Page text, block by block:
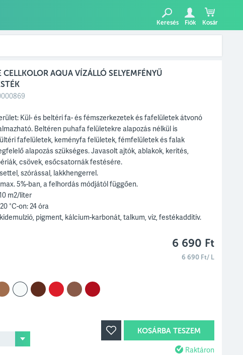
Keresés Fiók Kosár
CELLKOLOR AQUA VÍZÁLLÓ SELYEMFÉNYŰ
Kül- és beltéri fa- és fémszerkezetek és fafelületek átvonó
Beltéren puhafa felületekre alapozás nélkül is
fafelületek, keményfa felületek, fémfelületek és falak
alapozás szükséges. Javasolt ajtók, ablakok, kerítés,
csövek, esőcsatornák festésére.
szórással, lakkhengerrel.
5%-ban, a felhordás módjától függően.
m2/liter
°C-on: 24 óra
pigment, kálcium-karbonát, talkum, víz, festékadditív.
6 690 Ft
6 690 Ft/ L
KOSÁRBA TESZEM
Raktáron